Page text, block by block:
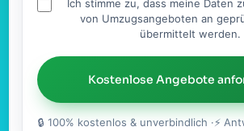
Ich stimme zu, dass meine Daten
von Umzugsangeboten an
übermittelt werden.
Kostenlose Angebote
🔒 100% kostenlos & unverbindlich ·⚡